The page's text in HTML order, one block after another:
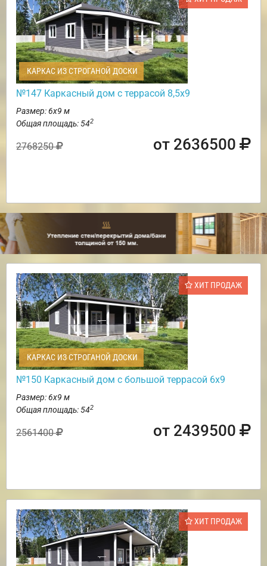
КАРКАС ИЗ СТРОГАНОЙ ДОСКИ
№147 Каркасный дом с террасой 8,5х9
Размер: 6х9 м
Общая площадь: 542
2768250 от 2636500
ХИТ ПРОДАЖ
КАРКАС ИЗ СТРОГАНОЙ ДОСКИ
№150 Каркасный дом с большой террасой 6х9
Размер: 6х9 м
Общая площадь: 542
2561400 от 2439500
ХИТ ПРОДАЖ